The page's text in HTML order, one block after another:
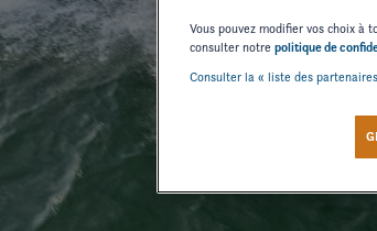
Vous pouvez modifier vos choix à
consulter notre politique de
Consulter la « liste des